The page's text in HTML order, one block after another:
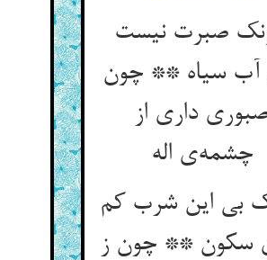
صبرت نیست
آب سیاه ** چون
داری از
چشمه‌ی اله
بی این شرب کم
سکون ** چون ز